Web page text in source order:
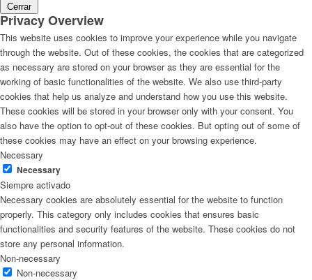
Cerrar
Privacy Overview
This website uses cookies to improve your experience while you navigate
through the website. Out of these cookies, the cookies that are categorized
as necessary are stored on your browser as they are essential for the
working of basic functionalities of the website. We also use third-party
cookies that help us analyze and understand how you use this website.
These cookies will be stored in your browser only with your consent. You
also have the option to opt-out of these cookies. But opting out of some of
these cookies may have an effect on your browsing experience.
Necessary
Necessary
Siempre activado
Necessary cookies are absolutely essential for the website to function
properly. This category only includes cookies that ensures basic
functionalities and security features of the website. These cookies do not
store any personal information.
Non-necessary
Non-necessary